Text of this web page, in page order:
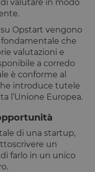
valutare in modo
Opstart vengono
che
valutazioni e
a corredo
è conforme al
introduce tutele
l’Unione Europea.
di una startup,
un
farlo in un unico
stato della
mese
cookie è
associato a
Google
Universal
Analytics, che è
un
aggiornamento
significativo del
servizio di
analisi più
comunemente
Google. Questo
utilizzato per
distinguere
utenti unici
assegnando un
numero
del sito web
2 mesi 4
settimane
Utilizzato da
Facebook
per fornire
una serie di
prodotti
pubblicitari
come offerte
in tempo
reale da
inserzionisti
di terze parti
2 mesi 4
settimane
Questo
impostato
Doubleclick
e fornisce
informazioni